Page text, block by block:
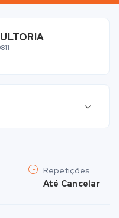
Repetições
Até Cancelar